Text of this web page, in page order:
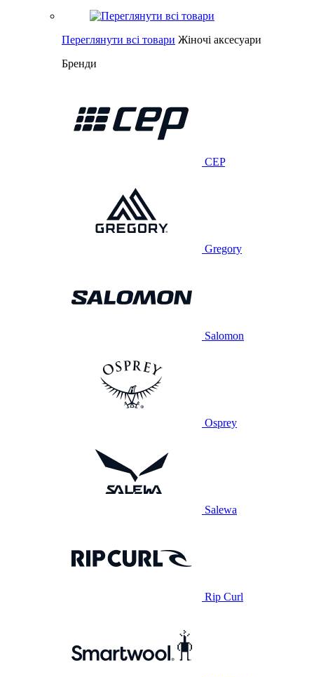
Переглянути всі товари Жіночі аксесуари
Бренди
CEP
Gregory
Salomon
Osprey
Salewa
Rip Curl